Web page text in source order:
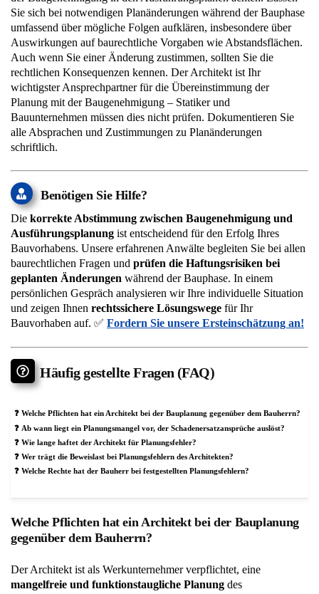
Sie sich bei notwendigen Planänderungen während der Bauphase
umfassend über mögliche Folgen aufklären, insbesondere über
Auswirkungen auf baurechtliche Vorgaben wie Abstandsflächen.
Auch wenn Sie einer Änderung zustimmen, sollten Sie die
rechtlichen Konsequenzen kennen. Der Architekt ist Ihr
wichtigster Ansprechpartner für die Übereinstimmung der
Planung mit der Baugenehmigung – Statiker und
Bauunternehmen müssen dies nicht prüfen. Dokumentieren Sie
alle Absprachen und Zustimmungen zu Planänderungen
schriftlich.
Benötigen Sie Hilfe?
Die korrekte Abstimmung zwischen Baugenehmigung und
Ausführungsplanung ist entscheidend für den Erfolg Ihres
Bauvorhabens. Unsere erfahrenen Anwälte begleiten Sie bei allen
baurechtlichen Fragen und prüfen die Haftungsrisiken bei
geplanten Änderungen während der Bauphase. In einem
persönlichen Gespräch analysieren wir Ihre individuelle Situation
und zeigen Ihnen rechtssichere Lösungswege für Ihr
Bauvorhaben auf. ✅ Fordern Sie unsere Ersteinschätzung an!
Häufig gestellte Fragen (FAQ)
Welche Pflichten hat ein Architekt bei der Bauplanung gegenüber dem Bauherrn?
Ab wann liegt ein Planungsmangel vor, der Schadenersatzansprüche auslöst?
Wie lange haftet der Architekt für Planungsfehler?
Wer trägt die Beweislast bei Planungsfehlern des Architekten?
Welche Rechte hat der Bauherr bei festgestellten Planungsfehlern?
Welche Pflichten hat ein Architekt bei der Bauplanung
gegenüber dem Bauherrn?
Der Architekt ist als Werkunternehmer verpflichtet, eine
mangelfreie und funktionstaugliche Planung des